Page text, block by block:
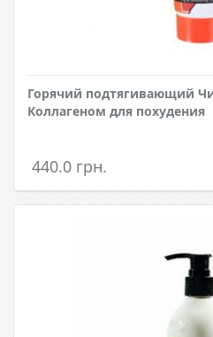
Горячий подтягивающий
Коллагеном для похудения
440.0 грн.